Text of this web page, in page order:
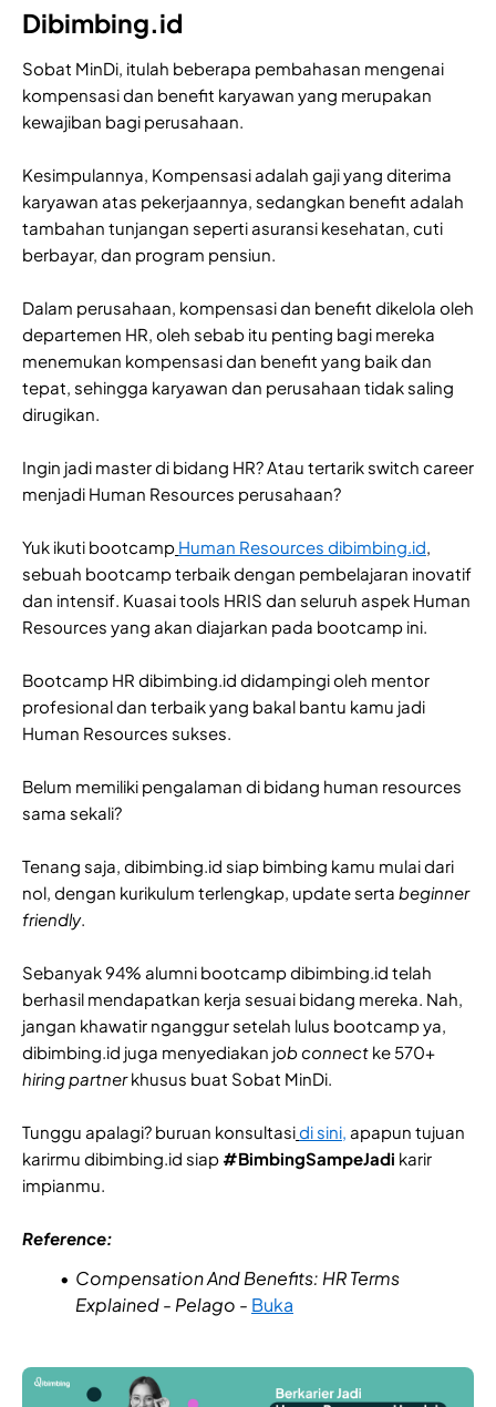
Dibimbing.id
Sobat MinDi, itulah beberapa pembahasan mengenai
kompensasi dan benefit karyawan yang merupakan
kewajiban bagi perusahaan.
Kesimpulannya, Kompensasi adalah gaji yang diterima
karyawan atas pekerjaannya, sedangkan benefit adalah
tambahan tunjangan seperti asuransi kesehatan, cuti
berbayar, dan program pensiun.
Dalam perusahaan, kompensasi dan benefit dikelola oleh
departemen HR, oleh sebab itu penting bagi mereka
menemukan kompensasi dan benefit yang baik dan
tepat, sehingga karyawan dan perusahaan tidak saling
dirugikan.
Ingin jadi master di bidang HR? Atau tertarik switch career
menjadi Human Resources perusahaan?
Yuk ikuti bootcamp Human Resources dibimbing.id
sebuah bootcamp terbaik dengan pembelajaran inovatif
dan intensif. Kuasai tools HRIS dan seluruh aspek Human
Resources yang akan diajarkan pada bootcamp ini.
Bootcamp HR dibimbing.id didampingi oleh mentor
profesional dan terbaik yang bakal bantu kamu jadi
Human Resources sukses.
Belum memiliki pengalaman di bidang human resources
sama sekali?
Tenang saja, dibimbing.id siap bimbing kamu mulai dari
nol, dengan kurikulum terlengkap, update serta beginner
friendly.
Sebanyak 94% alumni bootcamp dibimbing.id telah
berhasil mendapatkan kerja sesuai bidang mereka. Nah,
jangan khawatir nganggur setelah lulus bootcamp ya,
dibimbing.id juga menyediakan job connect ke 570+
hiring partnerkhusus buat Sobat MinDi.
Tunggu apalagi? buruan konsultasidi sini, apapun tujuan
karirmu dibimbing.id siap #BimbingSampeJadi karir
impianmu.
Reference:
Compensation And Benefits: HR Terms
Explained - Pelago - Buka